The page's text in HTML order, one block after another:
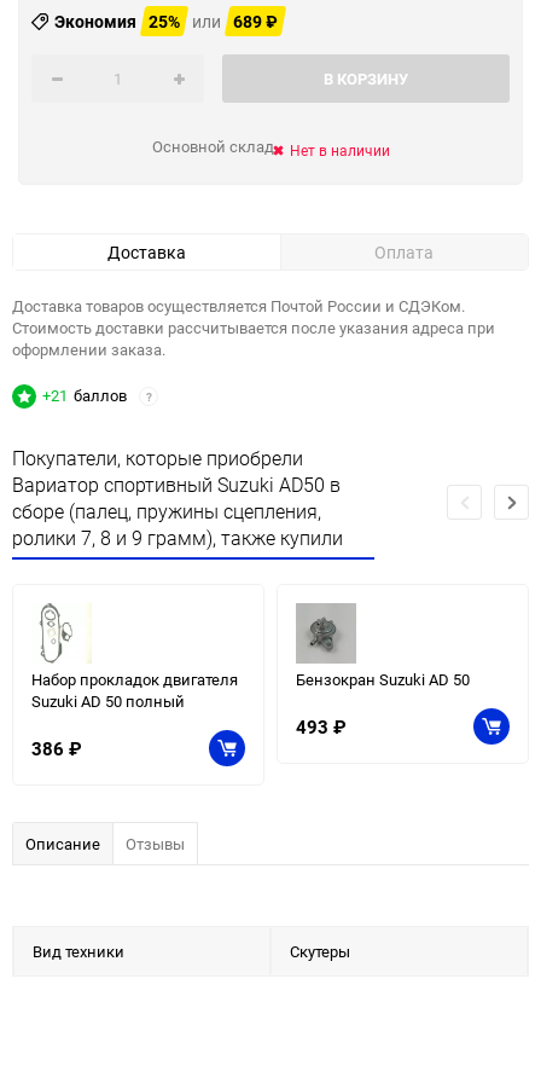
Экономия 25% или 689₽
В КОРЗИНУ
Основной склад Нет в наличии
Доставка Оплата
Доставка товаров осуществляется Почтой России и СДЭКом.
Стоимость доставки рассчитывается после указания адреса при
оформлении заказа.
+21 баллов ?
Покупатели, которые приобрели
Вариатор спортивный Suzuki AD50 в
сборе (палец, пружины сцепления,
ролики 7, 8 и 9 грамм), также купили
Набор прокладок двигателя
Suzuki AD 50 полный
386 ₽
Бензокран Suzuki AD 50
493 ₽
Описание Отзывы
Вид техники Скутеры